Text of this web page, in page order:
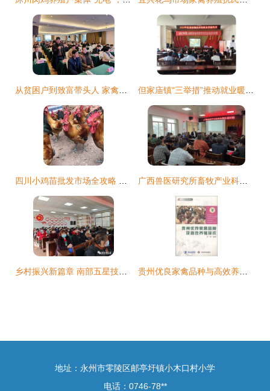
地址：永州市零陵区邮亭圩镇小木口村小学
电话：0746-78**